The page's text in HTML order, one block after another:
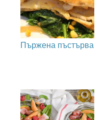
Пържена пъстърва